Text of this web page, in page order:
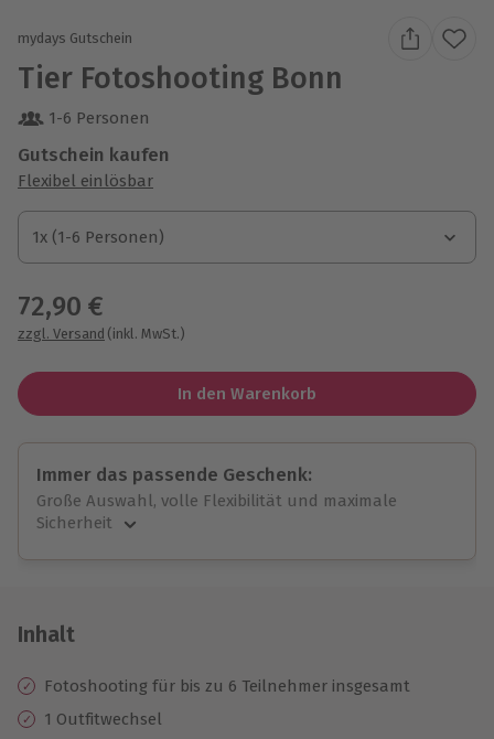
mydays Gutschein
Tier Fotoshooting Bonn
1-6 Personen
Gutschein kaufen
Flexibel einlösbar
1x (1-6 Personen)
1x (1-6 Personen)
1x (1-6 Personen)
72,90 €
zzgl. Versand (inkl. MwSt.)
In den Warenkorb
Immer das passende Geschenk:
Große Auswahl, volle Flexibilität und maximale
Sicherheit
Jeder Gutschein für alle Erlebnisse einlösbar.
10 Jahre gültig & verlängerbar.
Inhalt
Fotoshooting für bis zu 6 Teilnehmer insgesamt
1 Outfitwechsel